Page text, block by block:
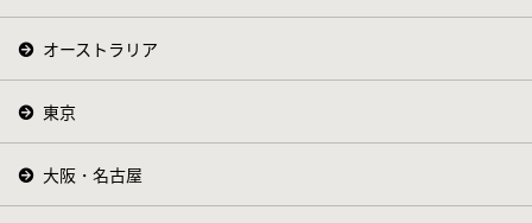
オーストラリア
東京
大阪・名古屋